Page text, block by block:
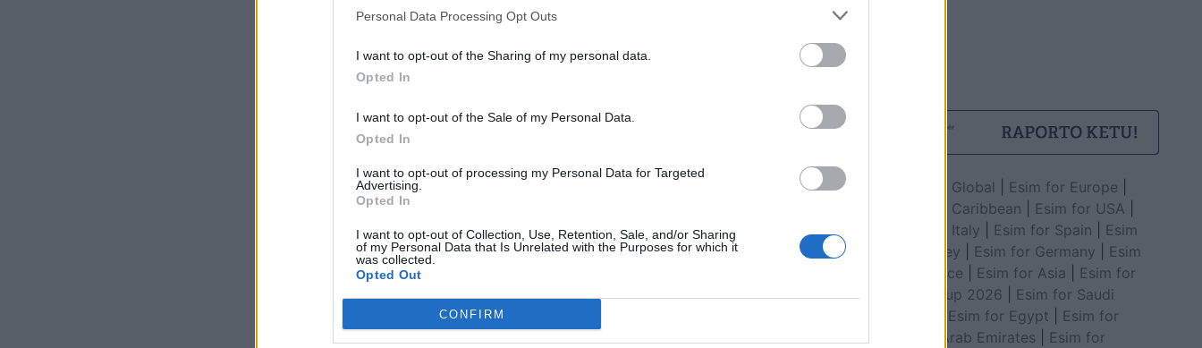
Personal Data Processing Opt Outs
I want to opt-out of the Sharing of my personal data.
Opted In
I want to opt-out of the Sale of my Personal Data.
Opted In
I want to opt-out of processing my Personal Data for Targeted
Advertising.
Opted In
I want to opt-out of Collection, Use, Retention, Sale, and/or Sharing
of my Personal Data that Is Unrelated with the Purposes for which it
was collected.
Opted Out
CONFIRM
Esim for Global Esim for Europe
Esim for Caribbean
Esim for USA
Esim for Italy
Esim for Spain
Esim
for Turkey
Esim for Germany
Esim
for Greece
Esim for Asia
Esim for
World Cup 2026
Esim for Saudi
Esim for Egypt
Esim for
United Arab Emirates
Esim for